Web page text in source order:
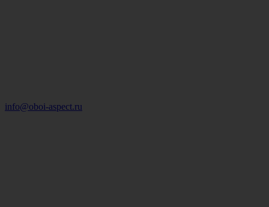
info@oboi-aspect.ru